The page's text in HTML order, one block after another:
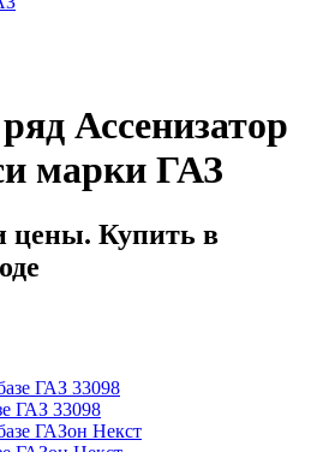
Ассенизатор
марки ГАЗ
цены. Купить в
ГАЗ 33098